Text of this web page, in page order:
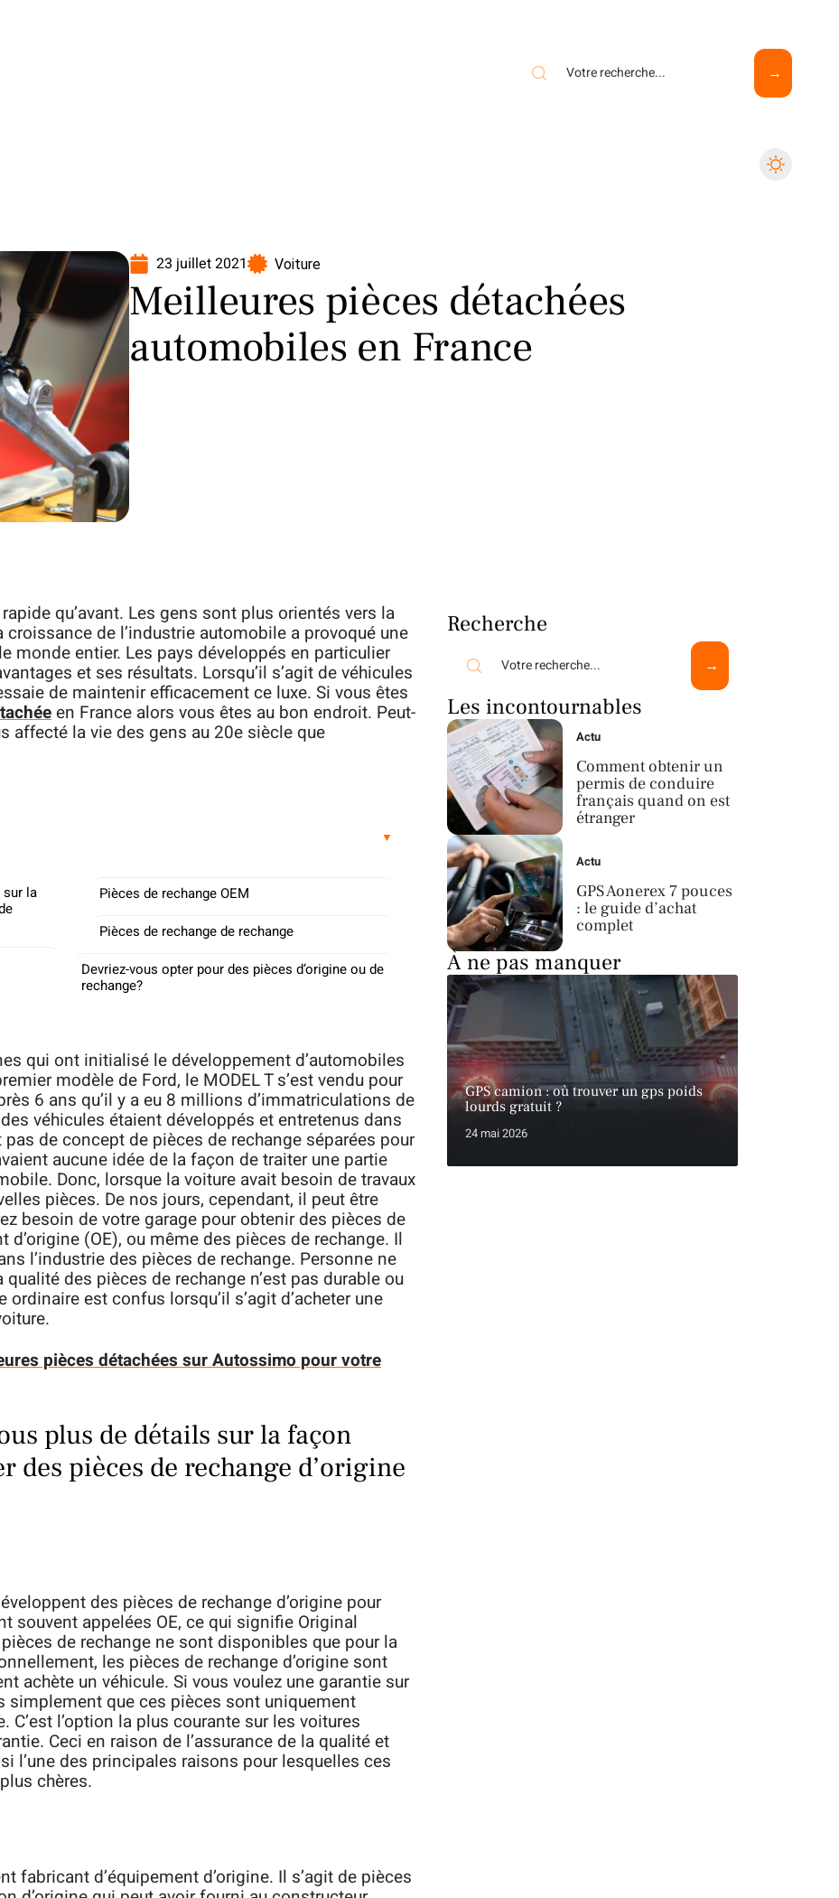
23 juillet 2021 Voiture
Meilleures pièces détachées
automobiles en France
qu’avant. Les gens sont plus orientés vers la
de l’industrie automobile a provoqué une
monde entier. Les pays développés en particulier
et ses résultats. Lorsqu’il s’agit de véhicules
de maintenir efficacement ce luxe. Si vous êtes
en France alors vous êtes au bon endroit. Peut-
affecté la vie des gens au 20e siècle que
la
Pièces de rechange OEM
Pièces de rechange de rechange
Devriez-vous opter pour des pièces d’origine ou de
rechange?
qui ont initialisé le développement d’automobiles
modèle de Ford, le MODEL T s’est vendu pour
6 ans qu’il y a eu 8 millions d’immatriculations de
véhicules étaient développés et entretenus dans
pas de concept de pièces de rechange séparées pour
aucune idée de la façon de traiter une partie
Donc, lorsque la voiture avait besoin de travaux
pièces. De nos jours, cependant, il peut être
besoin de votre garage pour obtenir des pièces de
d’origine (OE), ou même des pièces de rechange. Il
l’industrie des pièces de rechange. Personne ne
des pièces de rechange n’est pas durable ou
est confus lorsqu’il s’agit d’acheter une
pièces détachées sur Autossimo pour votre
plus de détails sur la façon
des pièces de rechange d’origine
des pièces de rechange d’origine pour
souvent appelées OE, ce qui signifie Original
de rechange ne sont disponibles que pour la
les pièces de rechange d’origine sont
achète un véhicule. Si vous voulez une garantie sur
simplement que ces pièces sont uniquement
l’option la plus courante sur les voitures
Ceci en raison de l’assurance de la qualité et
l’une des principales raisons pour lesquelles ces
chères.
fabricant d’équipement d’origine. Il s’agit de pièces
Recherche
Les incontournables
Actu
Comment obtenir un
permis de conduire
français quand on est
étranger
Actu
GPS Aonerex 7 pouces
: le guide d’achat
complet
À ne pas manquer
GPS camion : où trouver un gps poids
lourds gratuit ?
24 mai 2026